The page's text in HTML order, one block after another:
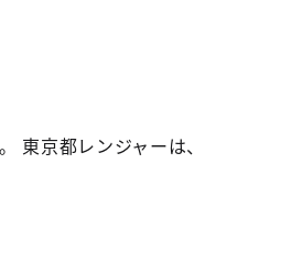
東京都レンジャーは、